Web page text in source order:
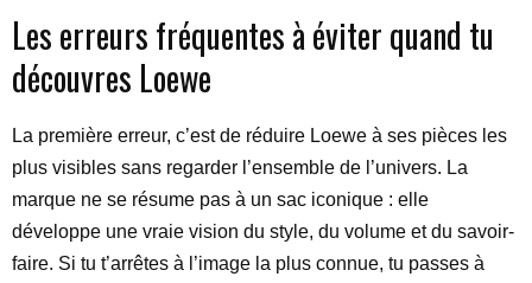
Les erreurs fréquentes à éviter quand tu
découvres Loewe
La première erreur, c’est de réduire Loewe à ses pièces les
plus visibles sans regarder l’ensemble de l’univers. La
marque ne se résume pas à un sac iconique : elle
développe une vraie vision du style, du volume et du savoir-
faire. Si tu t’arrêtes à l’image la plus connue, tu passes à